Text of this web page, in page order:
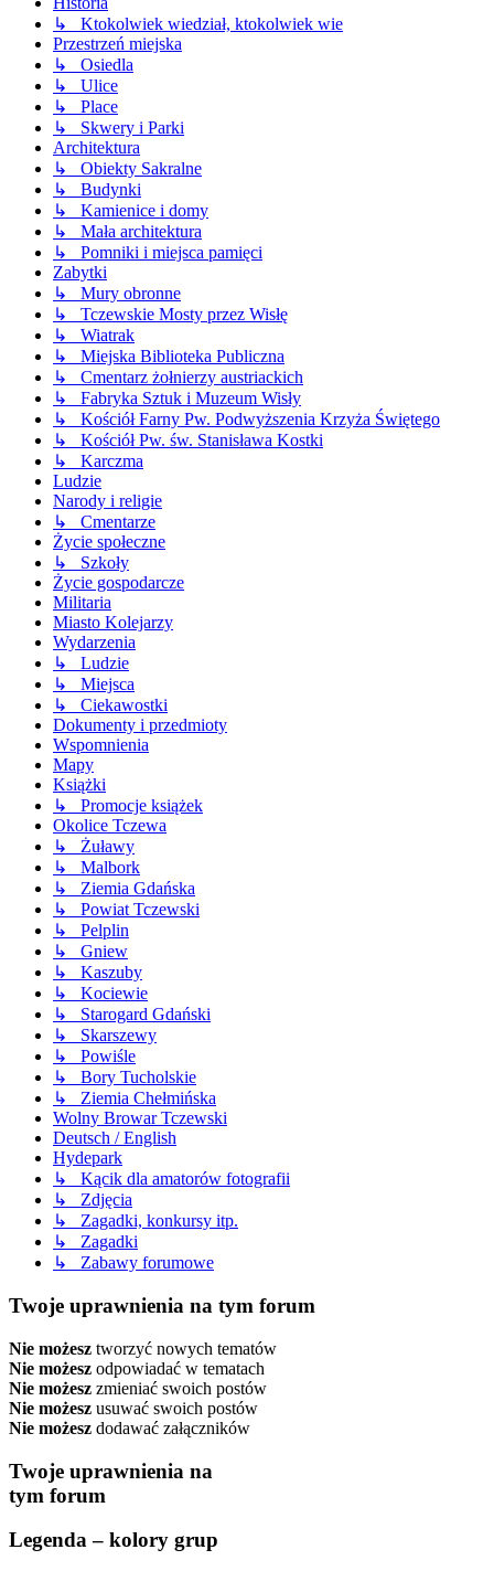
↳ Ktokolwiek wiedział, ktokolwiek wie
Przestrzeń miejska
↳ Osiedla
↳ Ulice
↳ Place
↳ Skwery i Parki
Architektura
↳ Obiekty Sakralne
↳ Budynki
↳ Kamienice i domy
↳ Mała architektura
↳ Pomniki i miejsca pamięci
Zabytki
↳ Mury obronne
↳ Tczewskie Mosty przez Wisłę
↳ Wiatrak
↳ Miejska Biblioteka Publiczna
↳ Cmentarz żołnierzy austriackich
↳ Fabryka Sztuk i Muzeum Wisły
↳ Kościół Farny Pw. Podwyższenia Krzyża Świętego
↳ Kościół Pw. św. Stanisława Kostki
↳ Karczma
Ludzie
Narody i religie
↳ Cmentarze
Życie społeczne
↳ Szkoły
Życie gospodarcze
Militaria
Miasto Kolejarzy
Wydarzenia
↳ Ludzie
↳ Miejsca
↳ Ciekawostki
Dokumenty i przedmioty
Wspomnienia
Mapy
Książki
↳ Promocje książek
Okolice Tczewa
↳ Żuławy
↳ Malbork
↳ Ziemia Gdańska
↳ Powiat Tczewski
↳ Pelplin
↳ Gniew
↳ Kaszuby
↳ Kociewie
↳ Starogard Gdański
↳ Skarszewy
↳ Powiśle
↳ Bory Tucholskie
↳ Ziemia Chełmińska
Wolny Browar Tczewski
Deutsch / English
Hydepark
↳ Kącik dla amatorów fotografii
↳ Zdjęcia
↳ Zagadki, konkursy itp.
↳ Zagadki
↳ Zabawy forumowe
Twoje uprawnienia na tym forum
Nie możesz tworzyć nowych tematów
Nie możesz odpowiadać w tematach
Nie możesz zmieniać swoich postów
Nie możesz usuwać swoich postów
Nie możesz dodawać załączników
Twoje uprawnienia na
tym forum
Legenda – kolory grup